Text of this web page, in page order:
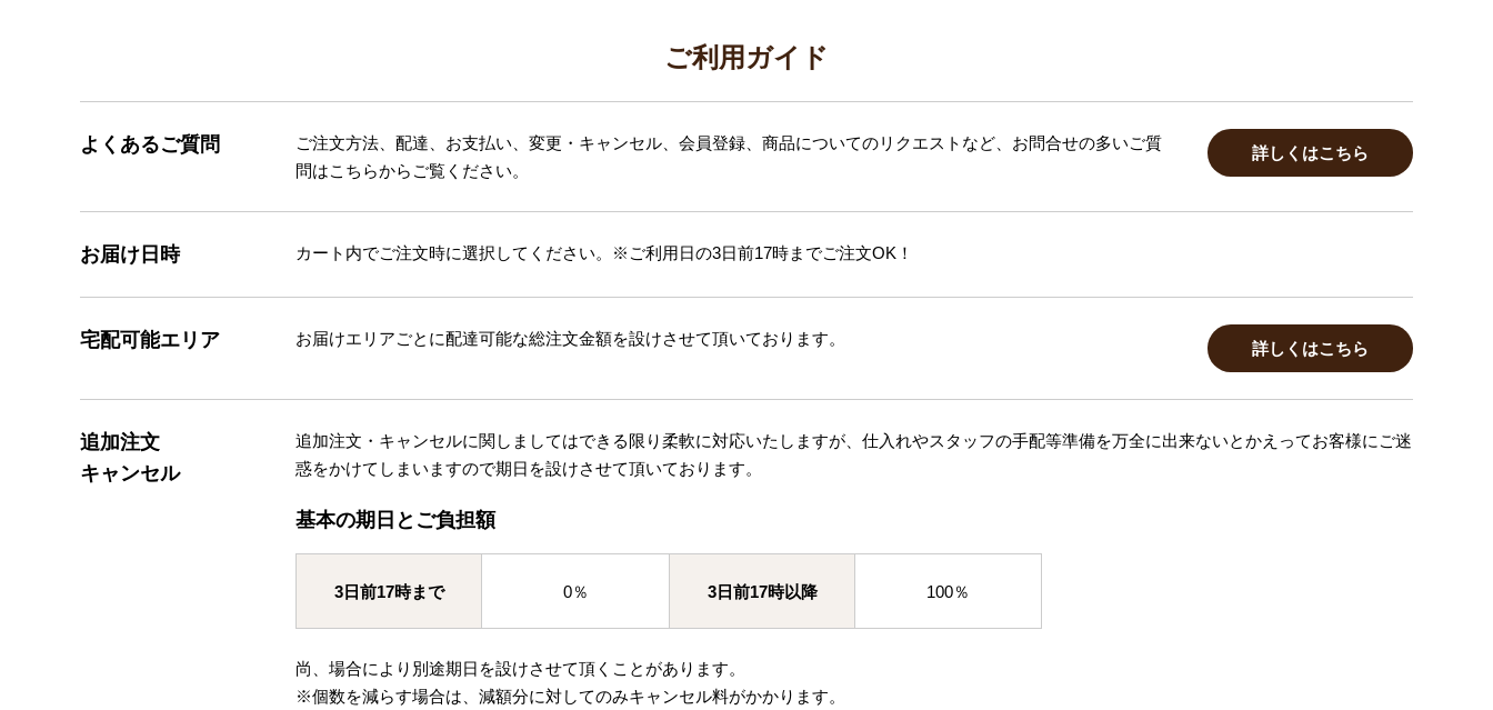
ご利用ガイド
よくあるご質問
ご注文方法、配達、お支払い、変更・キャンセル、会員登録、商品についてのリクエストなど、お問合せの多いご質
問はこちらからご覧ください。
詳しくはこちら
お届け日時 カート内でご注文時に選択してください。※ご利用日の3日前17時までご注文OK！
宅配可能エリア お届けエリアごとに配達可能な総注文金額を設けさせて頂いております。
詳しくはこちら
追加注文
キャンセル
追加注文・キャンセルに関しましてはできる限り柔軟に対応いたしますが、仕入れやスタッフの手配等準備を万全に出来ないとかえってお客様にご迷
惑をかけてしまいますので期日を設けさせて頂いております。
基本の期日とご負担額
3日前17時まで 0％ 3日前17時以降 100％
尚、場合により別途期日を設けさせて頂くことがあります。
※個数を減らす場合は、減額分に対してのみキャンセル料がかかります。